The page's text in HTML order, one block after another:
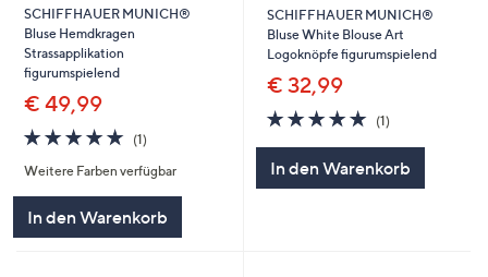
SCHIFFHAUER MUNICH®
Bluse Hemdkragen
Strassapplikation
figurumspielend
€ 49,99
5.0
von
5
(1)1
Weitere Farben verfügbar
In den Warenkorb
SCHIFFHAUER MUNICH®
Bluse White Blouse Art
Logoknöpfe figurumspielend
€ 32,99
5.0
von
(1)1
In den Warenkorb